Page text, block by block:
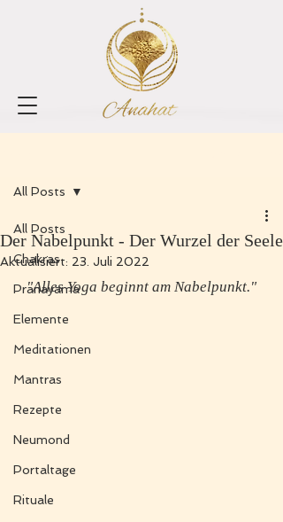
All Posts
Chakras
Pranayama
Elemente
Meditationen
Mantras
Rezepte
Neumond
Portaltage
Rituale
All Posts
Der Nabelpunkt - Der Wurzel der Seele
Aktualisiert: 23. Juli 2022
"Alles Yoga beginnt am Nabelpunkt."